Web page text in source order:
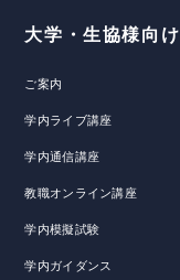
大学・生協様向け
ご案内
学内ライブ講座
学内通信講座
教職オンライン講座
学内模擬試験
学内ガイダンス